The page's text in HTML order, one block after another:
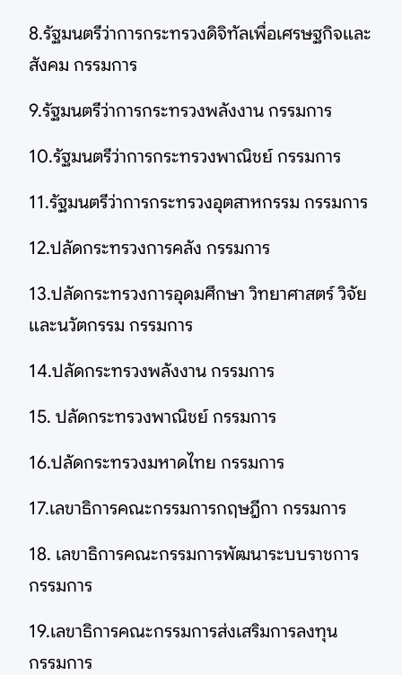
8.รัฐมนตรีว่าการกระทรวงดิจิทัลเพื่อเศรษฐกิจและ
สังคม กรรมการ
9.รัฐมนตรีว่าการกระทรวงพลังงาน กรรมการ
10.รัฐมนตรีว่าการกระทรวงพาณิชย์ กรรมการ
11.รัฐมนตรีว่าการกระทรวงอุตสาหกรรม กรรมการ
12.ปลัดกระทรวงการคลัง กรรมการ
13.ปลัดกระทรวงการอุดมศึกษา วิทยาศาสตร์ วิจัย
และนวัตกรรม กรรมการ
14.ปลัดกระทรวงพลังงาน กรรมการ
15. ปลัดกระทรวงพาณิชย์ กรรมการ
16.ปลัดกระทรวงมหาดไทย กรรมการ
17.เลขาธิการคณะกรรมการกฤษฎีกา กรรมการ
18. เลขาธิการคณะกรรมการพัฒนาระบบราชการ
กรรมการ
19.เลขาธิการคณะกรรมการส่งเสริมการลงทุน
กรรมการ